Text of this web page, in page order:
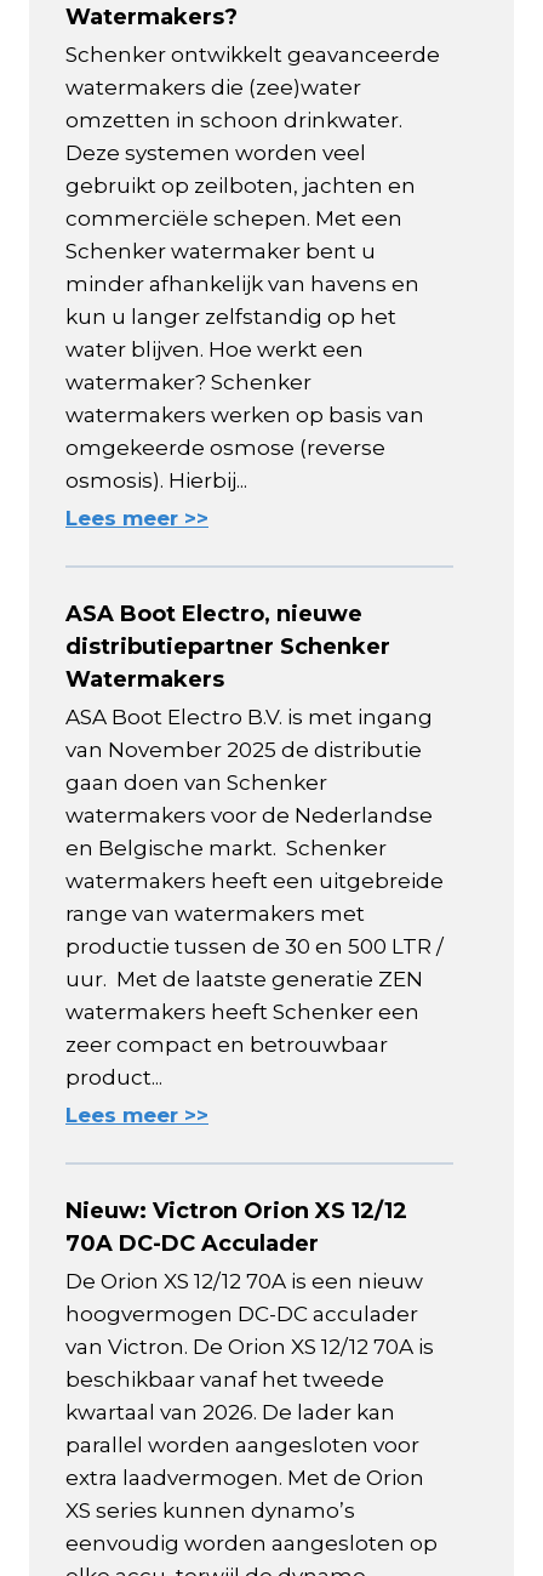
Watermakers?
Schenker ontwikkelt geavanceerde
watermakers die (zee)water
omzetten in schoon drinkwater.
Deze systemen worden veel
gebruikt op zeilboten, jachten en
commerciële schepen. Met een
Schenker watermaker bent u
minder afhankelijk van havens en
kun u langer zelfstandig op het
water blijven. Hoe werkt een
watermaker? Schenker
watermakers werken op basis van
omgekeerde osmose (reverse
osmosis). Hierbij...
Lees meer >>
ASA Boot Electro, nieuwe
distributiepartner Schenker
Watermakers
ASA Boot Electro B.V. is met ingang
van November 2025 de distributie
gaan doen van Schenker
watermakers voor de Nederlandse
en Belgische markt. Schenker
watermakers heeft een uitgebreide
range van watermakers met
productie tussen de 30 en 500 LTR /
uur. Met de laatste generatie ZEN
watermakers heeft Schenker een
zeer compact en betrouwbaar
product...
Lees meer >>
Nieuw: Victron Orion XS 12/12
70A DC-DC Acculader
De Orion XS 12/12 70A is een nieuw
hoogvermogen DC-DC acculader
van Victron. De Orion XS 12/12 70A is
beschikbaar vanaf het tweede
kwartaal van 2026. De lader kan
parallel worden aangesloten voor
extra laadvermogen. Met de Orion
XS series kunnen dynamo’s
eenvoudig worden aangesloten op